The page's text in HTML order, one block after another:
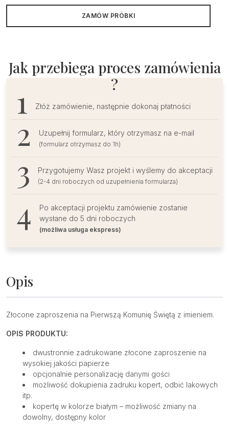
zaproszenia
imieniem
ZAMÓW PRÓBKI
Jak przebiega proces zamówienia
?
Złóż zamówienie, następnie dokonaj płatności
Uzupełnij formularz, który otrzymasz na e-mail
(formularz otrzymasz do 1h)
Przygotujemy Wasz projekt i wyślemy do akceptacji
(2-4 dni roboczych od uzupełnienia formularza)
Po akceptacji projektu zamówienie zostanie
wysłane do 5 dni roboczych
(możliwa usługa ekspress)
Opis
Złocone zaproszenia na Pierwszą Komunię Świętą z imieniem.
OPIS PRODUKTU:
dwustronnie zadrukowane złocone zaproszenie na
wysokiej jakości papierze
opcjonalnie personalizację danymi gości
możliwość dokupienia zadruku kopert, odbić lakowych
itp.
kopertę w kolorze białym – możliwość zmiany na
dowolny, dostępny kolor